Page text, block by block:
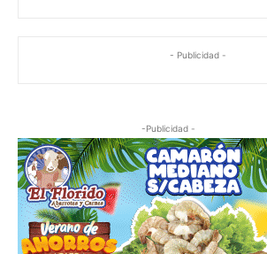
- Publicidad -
-Publicidad -